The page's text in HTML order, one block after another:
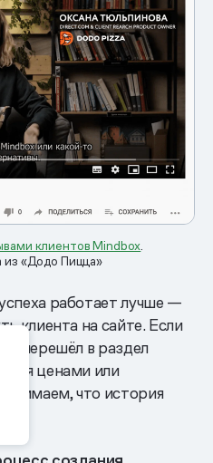
клиентов Mindbox.
из «Додо Пицца»
работает лучше —
клиента на сайте. Если
он перешёл в раздел
ценами или
что история